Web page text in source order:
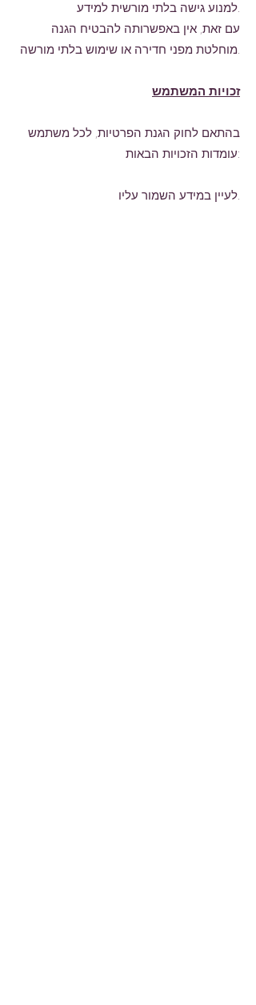
למנוע גישה בלתי מורשית למידע.
עם זאת, אין באפשרותה להבטיח הגנה
מוחלטת מפני חדירה או שימוש בלתי מורשה.
זכויות המשתמש
בהתאם לחוק הגנת הפרטיות, לכל משתמש
עומדות הזכויות הבאות:
לעיין במידע השמור עליו.